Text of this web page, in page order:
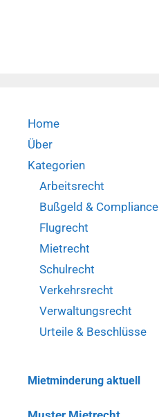
Home
Über
Kategorien
Arbeitsrecht
Bußgeld & Compliance
Flugrecht
Mietrecht
Schulrecht
Verkehrsrecht
Verwaltungsrecht
Urteile & Beschlüsse
Mietminderung aktuell